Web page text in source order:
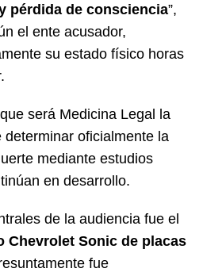
pérdida de consciencia”,
el ente acusador,
su estado físico horas
será Medicina Legal la
oficialmente la
mediante estudios
en desarrollo.
de la audiencia fue el
Chevrolet Sonic de placas
fue